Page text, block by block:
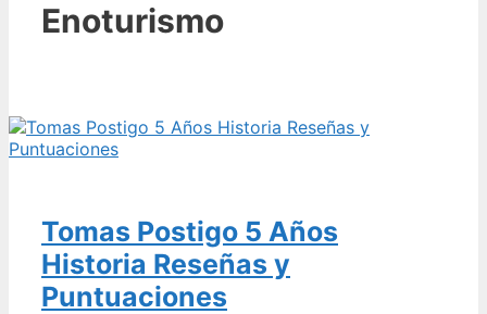
Enoturismo
Tomas Postigo 5 Años
Historia Reseñas y
Puntuaciones